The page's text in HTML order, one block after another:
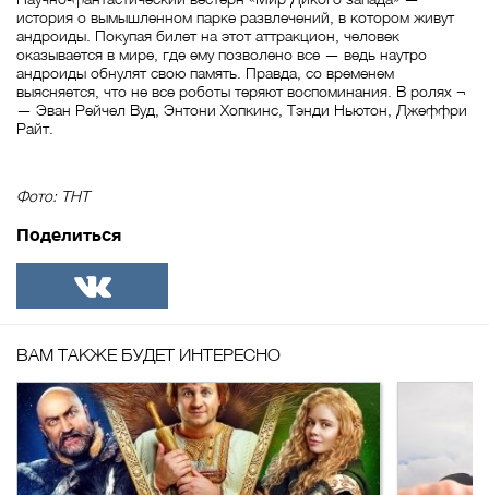
история о вымышленном парке развлечений, в котором живут
андроиды. Покупая билет на этот аттракцион, человек
оказывается в мире, где ему позволено все — ведь наутро
андроиды обнулят свою память. Правда, со временем
выясняется, что не все роботы теряют воспоминания. В ролях ¬
— Эван Рейчел Вуд, Энтони Хопкинс, Тэнди Ньютон, Джеффри
Райт.
Фото: ТНТ
Поделиться
ВАМ ТАКЖЕ БУДЕТ ИНТЕРЕСНО